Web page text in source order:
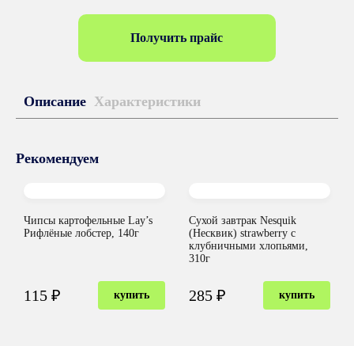
Получить прайс
Описание Характеристики
Рекомендуем
Чипсы картофельные Lay’s
Рифлёные лобстер, 140г
115 ₽ купить
Сухой завтрак Nesquik
(Несквик) strawberry с
клубничными хлопьями,
310г
285 ₽ купить